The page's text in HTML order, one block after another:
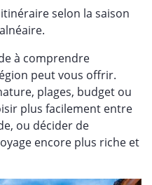
selon la saison
à comprendre
peut vous offrir.
plages, budget ou
plus facilement entre
ou décider de
encore plus riche et